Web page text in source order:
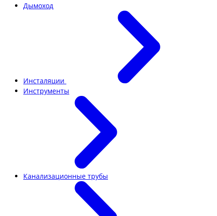
Дымоход
Инсталяции
Инструменты
Канализационные трубы